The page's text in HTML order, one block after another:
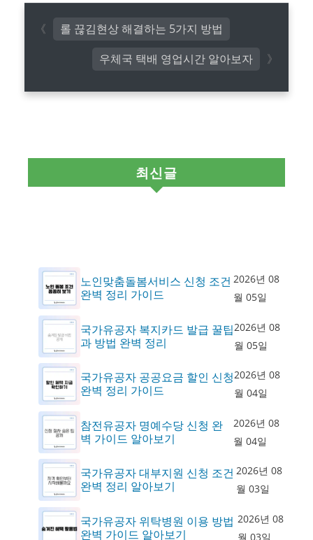
우체국 택배 영업시간 알아보자
롤 끊김현상 해결하는 5가지 방법
최신글
노인맞춤돌봄서비스 신청 조건
완벽 정리 가이드
2026년 08
월 05일
국가유공자 복지카드 발급 꿀팁
과 방법 완벽 정리
2026년 08
월 05일
국가유공자 공공요금 할인 신청
완벽 정리 가이드
2026년 08
월 04일
참전유공자 명예수당 신청 완
벽 가이드 알아보기
2026년 08
월 04일
국가유공자 대부지원 신청 조건
완벽 정리 알아보기
2026년 08
월 03일
국가유공자 위탁병원 이용 방법
완벽 가이드 알아보기
2026년 08
월 03일